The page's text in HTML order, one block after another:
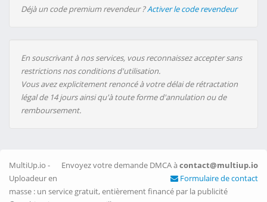
Déjà un code premium revendeur ?Activer le code revendeur
En souscrivant à nos services, vous reconnaissez accepter sans
restrictions nos conditions d'utilisation.
Vous avez explicitement renoncé à votre délai de rétractation
légal de 14 jours ainsi qu'à toute forme d'annulation ou de
remboursement.
Envoyez votre demande DMCA àcontact@multiup.io
Formulaire de contact
MultiUp.io -
Uploadeur en
masse : un service gratuit, entièrement financé par la publicité